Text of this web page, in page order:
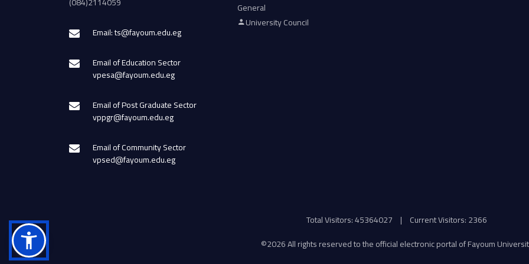
Email: ts@fayoum.edu.eg
Email of Education Sector
vpesa@fayoum.edu.eg
Email of Post Graduate Sector
vppgr@fayoum.edu.eg
Email of Community Sector
vpsed@fayoum.edu.eg
General
University Council
Total Visitors: 45364027 | Current Visitors: 2366
©2026 All rights reserved to the official electronic portal of Fayoum